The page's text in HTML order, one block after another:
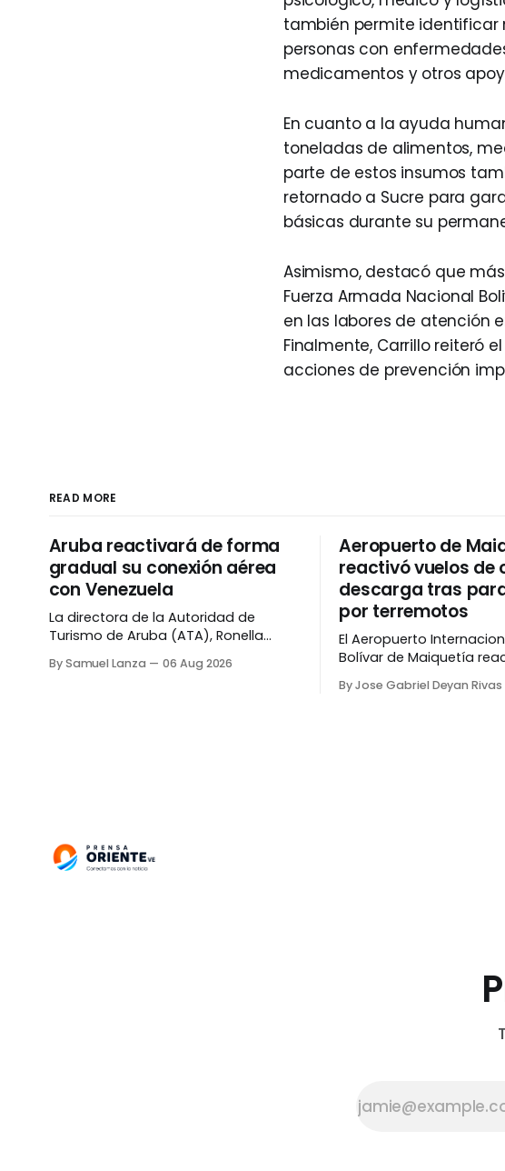
también permite
personas con
medicamentos y otros
En cuanto a la ayuda
toneladas de alimentos,
parte de estos insumos
retornado a Sucre para
básicas durante su
Asimismo, destacó que
Fuerza Armada Nacional
en las labores de atención
Finalmente, Carrillo reiteró
acciones de prevención
READ MORE
Aruba reactivará de forma
gradual su conexión aérea
con Venezuela
La directora de la Autoridad de
Turismo de Aruba (ATA), Ronella
la frontera aérea entre la isla y
By Samuel Lanza 06 Aug 2026
Aeropuerto de
reactivó vuelos de
descarga tras
por terremotos
El Aeropuerto
Bolívar de Maiquetía
tras la paralización
By Jose Gabriel Deyan Rivas